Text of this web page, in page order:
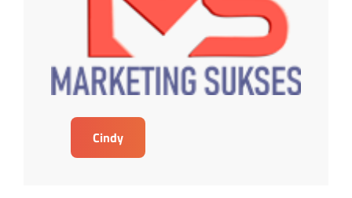
Cindy